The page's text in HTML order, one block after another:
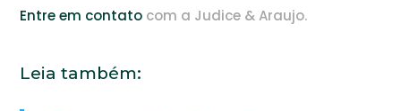
Entre em contato com a Judice & Araujo.
Leia também: